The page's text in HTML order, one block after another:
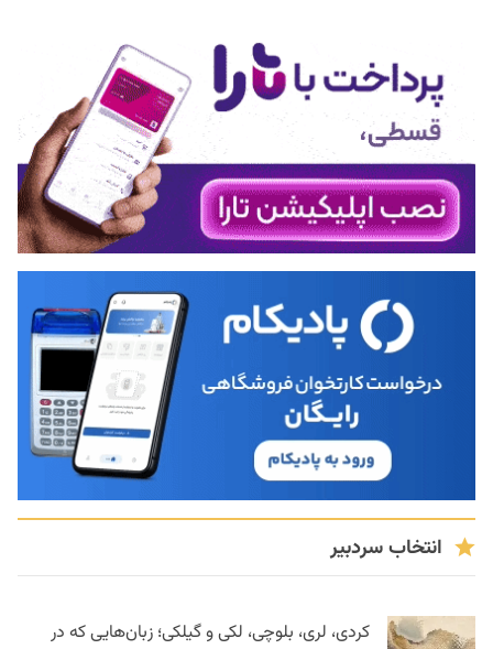
انتخاب سردبیر
کردی، لری، بلوچی، لکی و گیلکی؛ زبان‌هایی که در